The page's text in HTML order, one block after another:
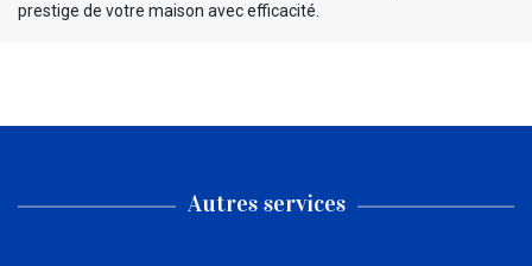
prestige de votre maison avec efficacité.
Autres services